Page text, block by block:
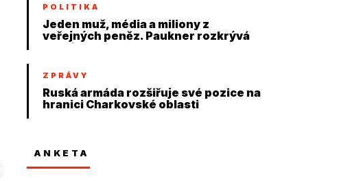
POLITIKA
Jeden muž, média a miliony z
veřejných peněz. Paukner rozkrývá
systém
ZPRÁVY
Ruská armáda rozšiřuje své pozice na
hranici Charkovské oblasti
ANKETA